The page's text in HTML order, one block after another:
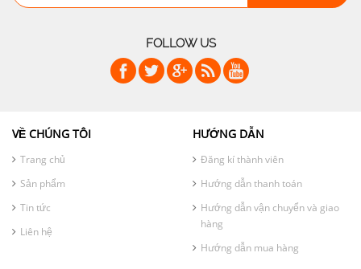
FOLLOW US
VỀ CHÚNG TÔI
Trang chủ
Sản phẩm
Tin tức
Liên hệ
HƯỚNG DẪN
Đăng kí thành viên
Hướng dẫn thanh toán
Hướng dẫn vận chuyển và giao
hàng
Hướng dẫn mua hàng